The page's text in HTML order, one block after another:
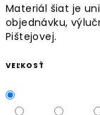
Materiál šiat je
objednávku,
Pištejovej.
VEĽKOSŤ